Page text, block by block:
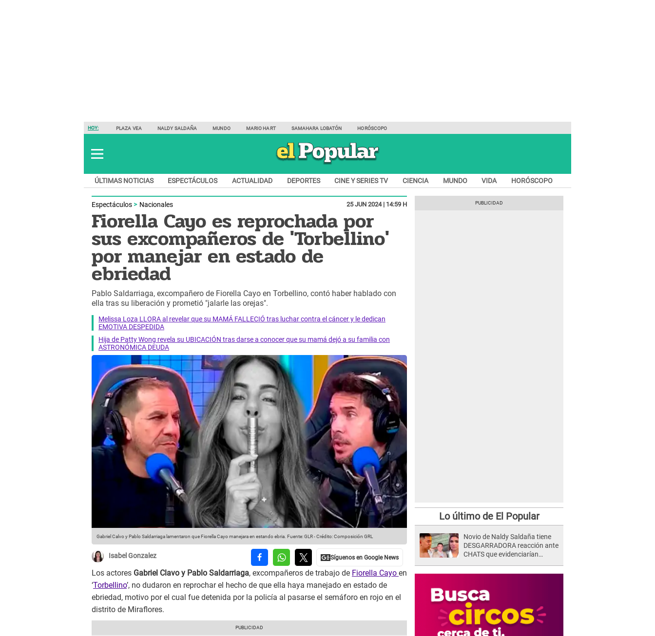
HOY: PLAZA VEA NALDY SALDAÑA MUNDO MARIO HART SAMAHARA LOBATÓN HORÓSCOPO
ÚLTIMAS NOTICIAS ESPECTÁCULOS ACTUALIDAD DEPORTES CINE Y SERIES TV CIENCIA MUNDO VIDA HORÓSCOPO
Espectáculos Nacionales 25 JUN 2024 | 14:59 H
Fiorella Cayo es reprochada por
sus excompañeros de 'Torbellino'
por manejar en estado de
ebriedad
Pablo Saldarriaga, excompañero de Fiorella Cayo en Torbellino, contó haber hablado con
ella tras su liberación y prometió "jalarle las orejas".
Melissa Loza LLORA al revelar que su MAMÁ FALLECIÓ tras luchar contra el cáncer y le dedican
EMOTIVA DESPEDIDA
Hija de Patty Wong revela su UBICACIÓN tras darse a conocer que su mamá dejó a su familia con
ASTRONÓMICA DEUDA
Gabriel Calvo y Pablo Saldarriaga lamentaron que Fiorella Cayo manejara en estando ebria. Fuente: GLR-Crédito: Composición GRL
Isabel Gonzalez
Los actores Gabriel Clavo y Pablo Saldarriaga, excompañeros de trabajo de Fiorella Cayo en
‘Torbellino’, no dudaron en reprochar el hecho de que ella haya manejado en estado de
ebriedad, motivo por el cual fue detenida por la policía al pasarse el semáforo en rojo en el
distrito de Miraflores.
Lo último de El Popular
Novio de Naldy Saldaña tiene
DESGARRADORA reacción ante
CHATS que evidenciarían